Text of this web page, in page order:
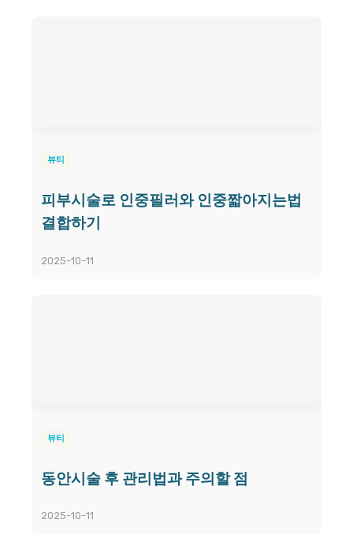
뷰티
피부시술로 인중필러와 인중짧아지는법
결합하기
2025-10-11
뷰티
동안시술 후 관리법과 주의할 점
2025-10-11